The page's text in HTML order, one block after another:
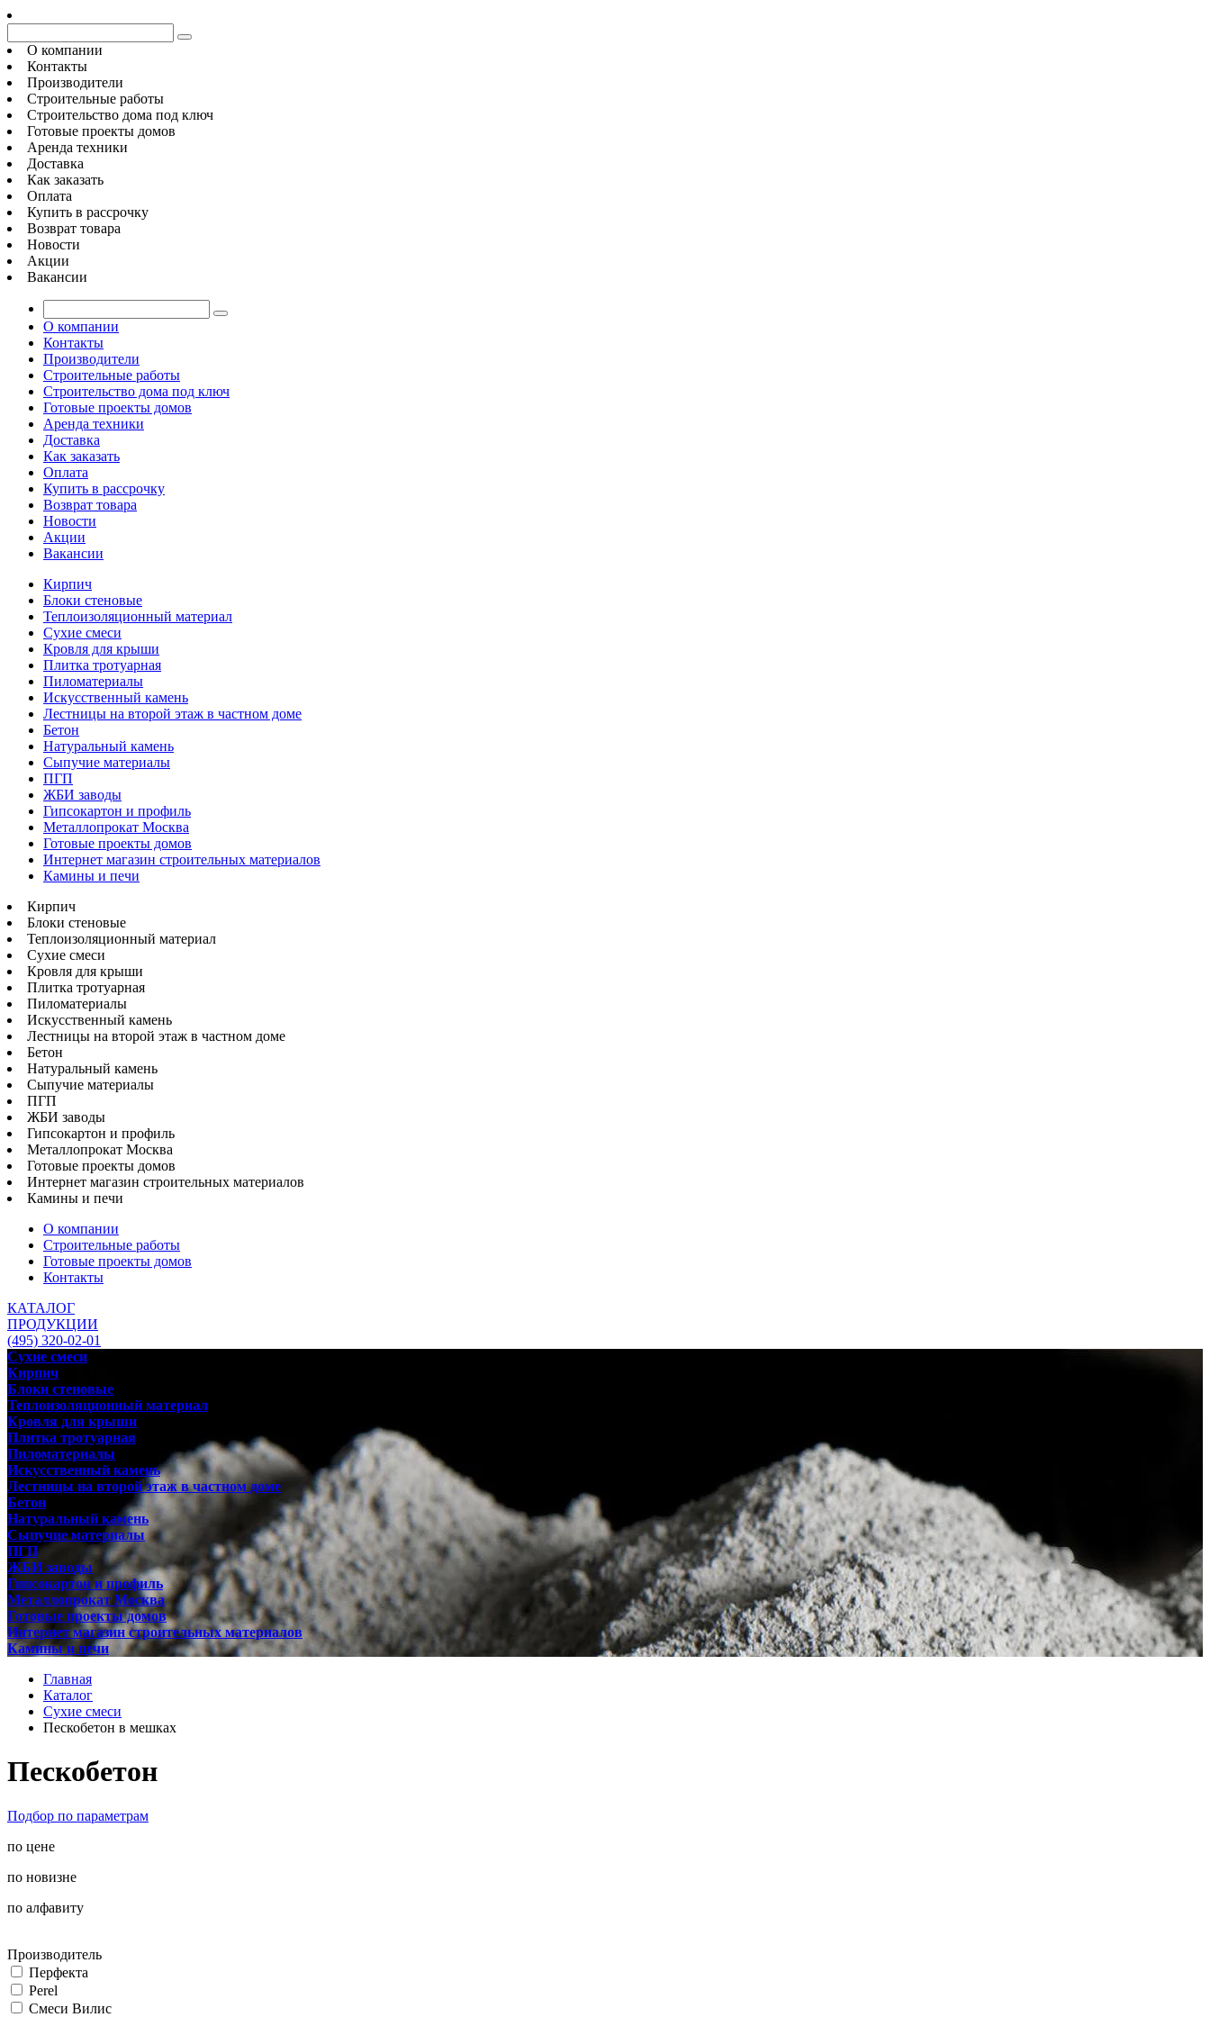
О компании
Контакты
Производители
Строительные работы
Строительство дома под ключ
Готовые проекты домов
Аренда техники
Доставка
Как заказать
Оплата
Купить в рассрочку
Возврат товара
Новости
Акции
Вакансии
О компании
Контакты
Производители
Строительные работы
Строительство дома под ключ
Готовые проекты домов
Аренда техники
Доставка
Как заказать
Оплата
Купить в рассрочку
Возврат товара
Новости
Акции
Вакансии
Кирпич
Блоки стеновые
Теплоизоляционный материал
Сухие смеси
Кровля для крыши
Плитка тротуарная
Пиломатериалы
Искусственный камень
Лестницы на второй этаж в частном доме
Бетон
Натуральный камень
Сыпучие материалы
ПГП
ЖБИ заводы
Гипсокартон и профиль
Металлопрокат Москва
Готовые проекты домов
Интернет магазин строительных материалов
Камины и печи
Кирпич
Блоки стеновые
Теплоизоляционный материал
Сухие смеси
Кровля для крыши
Плитка тротуарная
Пиломатериалы
Искусственный камень
Лестницы на второй этаж в частном доме
Бетон
Натуральный камень
Сыпучие материалы
ПГП
ЖБИ заводы
Гипсокартон и профиль
Металлопрокат Москва
Готовые проекты домов
Интернет магазин строительных материалов
Камины и печи
О компании
Строительные работы
Готовые проекты домов
Контакты
КАТАЛОГ
ПРОДУКЦИИ
(495) 320-02-01
Сухие смеси
Кирпич
Блоки стеновые
Теплоизоляционный материал
Кровля для крыши
Плитка тротуарная
Пиломатериалы
Искусственный камень
Лестницы на второй этаж в частном доме
Бетон
Натуральный камень
Сыпучие материалы
ПГП
ЖБИ заводы
Гипсокартон и профиль
Металлопрокат Москва
Готовые проекты домов
Интернет магазин строительных материалов
Камины и печи
Главная
Каталог
Сухие смеси
Пескобетон в мешках
Пескобетон
Подбор по параметрам
по цене
по новизне
по алфавиту
Производитель
Перфекта
Perel
Смеси Вилис